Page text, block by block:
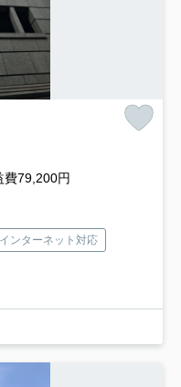
費79,200円
インターネット対応